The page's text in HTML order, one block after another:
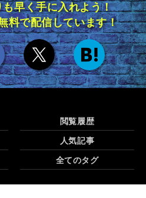
早く手に入れよう！
料で配信しています！
閲覧履歴
人気記事
全てのタグ